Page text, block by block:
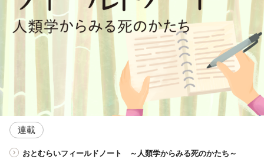
連載
おとむらいフィールドノート ～人類学からみる死のかたち～